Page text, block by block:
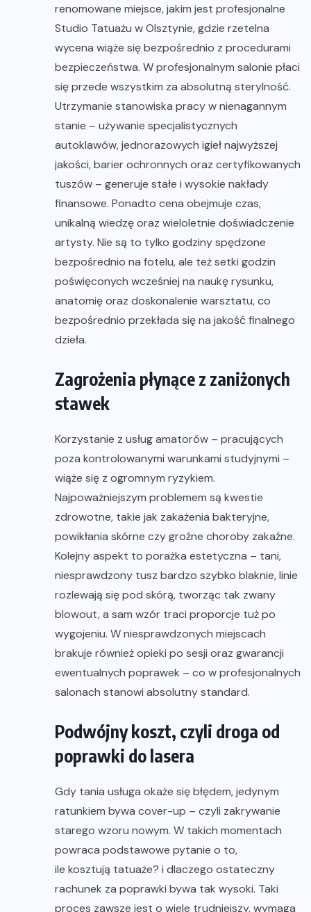
renomowane miejsce, jakim jest profesjonalne
Studio Tatuażu w Olsztynie, gdzie rzetelna
wycena wiąże się bezpośrednio z procedurami
bezpieczeństwa. W profesjonalnym salonie płaci
się przede wszystkim za absolutną sterylność.
Utrzymanie stanowiska pracy w nienagannym
stanie – używanie specjalistycznych
autoklawów, jednorazowych igieł najwyższej
jakości, barier ochronnych oraz certyfikowanych
tuszów – generuje stałe i wysokie nakłady
finansowe. Ponadto cena obejmuje czas,
unikalną wiedzę oraz wieloletnie doświadczenie
artysty. Nie są to tylko godziny spędzone
bezpośrednio na fotelu, ale też setki godzin
poświęconych wcześniej na naukę rysunku,
anatomię oraz doskonalenie warsztatu, co
bezpośrednio przekłada się na jakość finalnego
dzieła.
Zagrożenia płynące z zaniżonych
stawek
Korzystanie z usług amatorów – pracujących
poza kontrolowanymi warunkami studyjnymi –
wiąże się z ogromnym ryzykiem.
Najpoważniejszym problemem są kwestie
zdrowotne, takie jak zakażenia bakteryjne,
powikłania skórne czy groźne choroby zakaźne.
Kolejny aspekt to porażka estetyczna – tani,
niesprawdzony tusz bardzo szybko blaknie, linie
rozlewają się pod skórą, tworząc tak zwany
blowout, a sam wzór traci proporcje tuż po
wygojeniu. W niesprawdzonych miejscach
brakuje również opieki po sesji oraz gwarancji
ewentualnych poprawek – co w profesjonalnych
salonach stanowi absolutny standard.
Podwójny koszt, czyli droga od
poprawki do lasera
Gdy tania usługa okaże się błędem, jedynym
ratunkiem bywa cover-up – czyli zakrywanie
starego wzoru nowym. W takich momentach
powraca podstawowe pytanie o to,
ile kosztują tatuaże? i dlaczego ostateczny
rachunek za poprawki bywa tak wysoki. Taki
proces zawsze jest o wiele trudniejszy, wymaga